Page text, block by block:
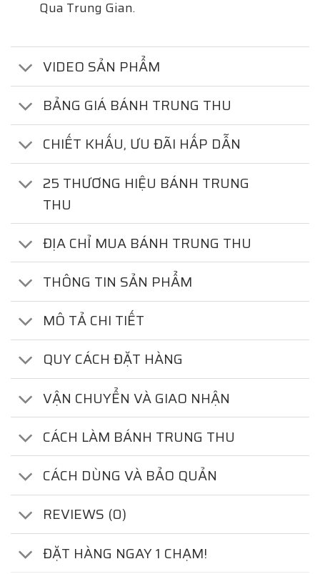
Qua Trung Gian.
VIDEO SẢN PHẨM
BẢNG GIÁ BÁNH TRUNG THU
CHIẾT KHẤU, ƯU ĐÃI HẤP DẪN
25 THƯƠNG HIỆU BÁNH TRUNG
THU
ĐỊA CHỈ MUA BÁNH TRUNG THU
THÔNG TIN SẢN PHẨM
MÔ TẢ CHI TIẾT
QUY CÁCH ĐẶT HÀNG
VẬN CHUYỂN VÀ GIAO NHẬN
CÁCH LÀM BÁNH TRUNG THU
CÁCH DÙNG VÀ BẢO QUẢN
REVIEWS (0)
ĐẶT HÀNG NGAY 1 CHẠM!